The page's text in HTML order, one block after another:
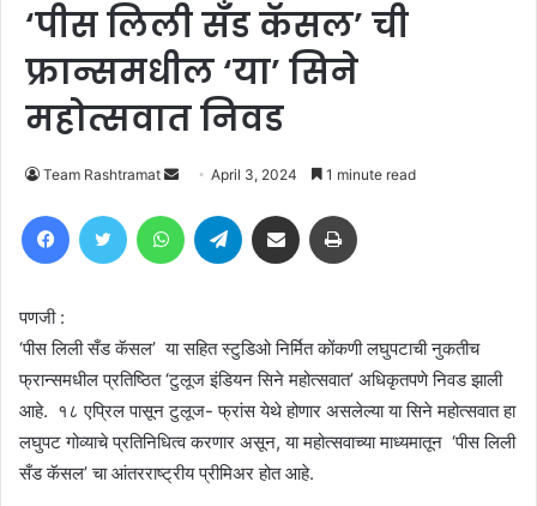
‘पीस लिली सँड कॅसल’ ची
फ्रान्समधील ‘या’ सिने
महोत्सवात निवड
Team Rashtramat
Send
email
April 3, 2024 1 minute read
FacebookTwitter WhatsAppTelegram Share via Email
पणजी :
‘पीस लिली सँड कॅसल’ या सहित स्टुडिओ निर्मित कोंकणी लघुपटाची नुकतीच
फ्रान्समधील प्रतिष्ठित ‘टुलूज इंडियन सिने महोत्सवात’ अधिकृतपणे निवड झाली
आहे. १८ एप्रिल पासून टुलूज- फ्रांस येथे होणार असलेल्या या सिने महोत्सवात हा
लघुपट गोव्याचे प्रतिनिधित्व करणार असून, या महोत्सवाच्या माध्यमातून ‘पीस लिली
सँड कॅसल’ चा आंतरराष्ट्रीय प्रीमिअर होत आहे.